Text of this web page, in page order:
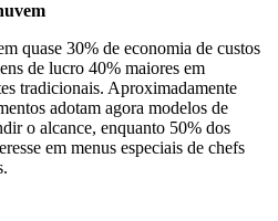
quase 30% de economia de custos
de lucro 40% maiores em
tradicionais. Aproximadamente
adotam agora modelos de
o alcance, enquanto 50% dos
em menus especiais de chefs